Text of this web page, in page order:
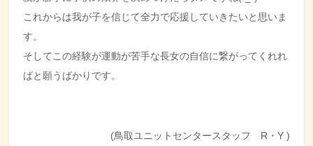
これからは我が子を信じて全力で応援していきたいと思いま
す。
そしてこの経験が運動が苦手な長女の自信に繋がってくれれ
ばと願うばかりです。
(鳥取ユニットセンタースタッフ R・Y )